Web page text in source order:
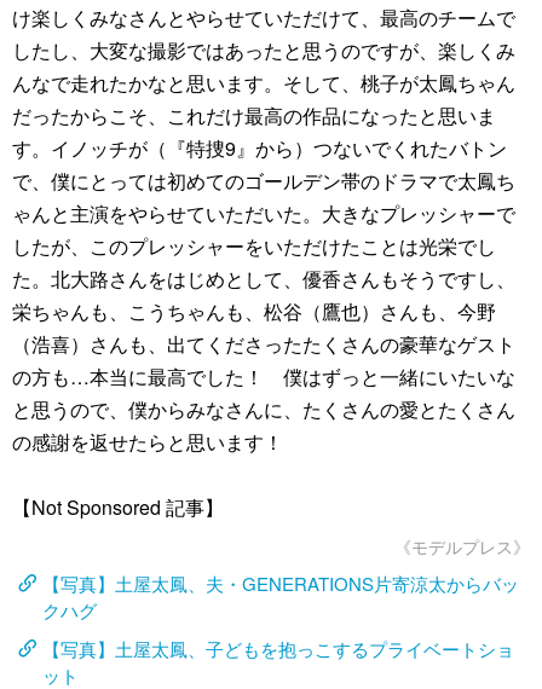
け楽しくみなさんとやらせていただけて、最高のチームで
したし、大変な撮影ではあったと思うのですが、楽しくみ
んなで走れたかなと思います。そして、桃子が太鳳ちゃん
だったからこそ、これだけ最高の作品になったと思いま
す。イノッチが（『特捜9』から）つないでくれたバトン
で、僕にとっては初めてのゴールデン帯のドラマで太鳳ち
ゃんと主演をやらせていただいた。大きなプレッシャーで
したが、このプレッシャーをいただけたことは光栄でし
た。北大路さんをはじめとして、優香さんもそうですし、
栄ちゃんも、こうちゃんも、松谷（鷹也）さんも、今野
（浩喜）さんも、出てくださったたくさんの豪華なゲスト
の方も…本当に最高でした！ 僕はずっと一緒にいたいな
と思うので、僕からみなさんに、たくさんの愛とたくさん
の感謝を返せたらと思います！
【Not Sponsored 記事】
《モデルプレス》
【写真】土屋太鳳、夫・GENERATIONS片寄涼太からバッ
クハグ
【写真】土屋太鳳、子どもを抱っこするプライベートショ
ット